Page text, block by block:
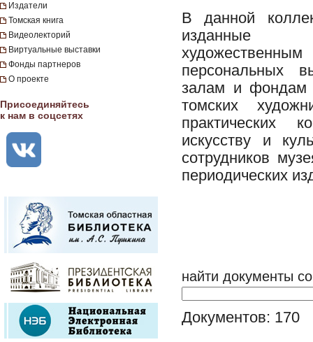
Издатели
Томская книга
Видеолекторий
Виртуальные выставки
Фонды партнеров
О проекте
Присоединяйтесь
к нам в соцсетях
В данной
изданные
персональных
залам и фондам
томских
практических
искусству и
сотрудников
периодических
найти документы
Документов: 170